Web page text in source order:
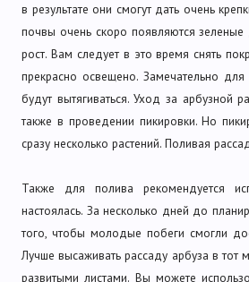
в результате они смогут дать очень
почвы очень скоро появляются
рост. Вам следует в это время снять
прекрасно освещено. Замечательно
будут вытягиваться. Уход за арбузной
также в проведении пикировки. Но
сразу несколько растений. Поливая
Также для полива рекомендуется
настоялась. За несколько дней до
того, чтобы молодые побеги смогли
Лучше высаживать рассаду арбуза в
развитыми листами. Вы можете